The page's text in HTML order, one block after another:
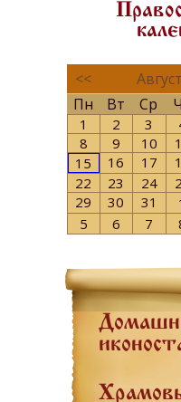
<<
Пн
Вт Ср
1 2 3
8
9 10
15
16 17
22
23 24
29
30 31
5
6 7